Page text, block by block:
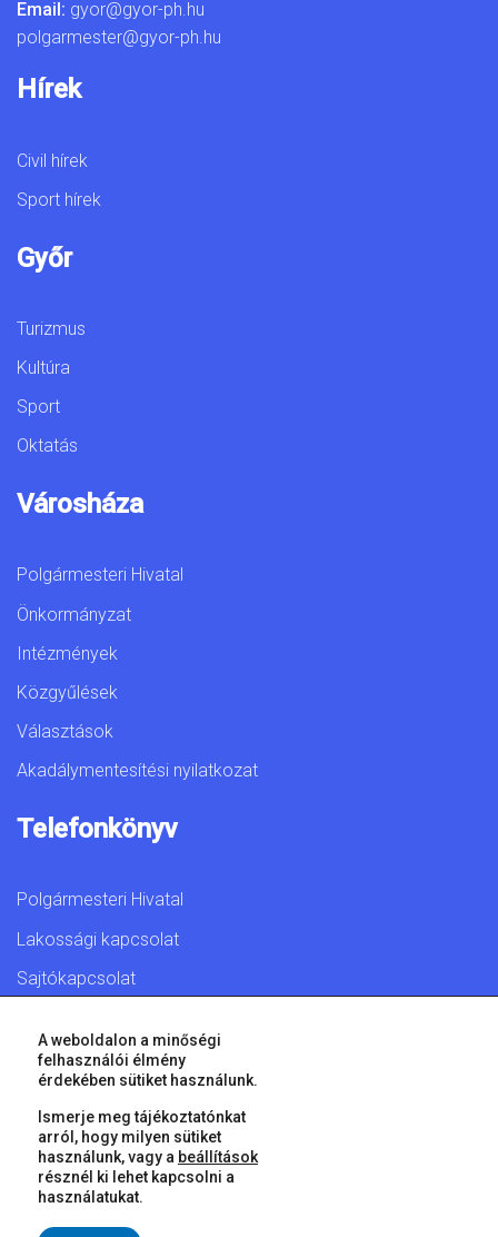
Email: gyor@gyor-ph.hu
polgarmester@gyor-ph.hu
Hírek
Civil hírek
Sport hírek
Győr
Turizmus
Kultúra
Sport
Oktatás
Városháza
Polgármesteri Hivatal
Önkormányzat
Intézmények
Közgyűlések
Választások
Akadálymentesítési nyilatkozat
Telefonkönyv
Polgármesteri Hivatal
Lakossági kapcsolat
Sajtókapcsolat
© 2026 Győr Megyei Jogú Város • Minden jog fenntartva!
A weboldalon a minőségi
felhasználói élmény
érdekében sütiket használunk.
Ismerje meg tájékoztatónkat
arról, hogy milyen sütiket
használunk, vagy a beállítások
résznél ki lehet kapcsolni a
használatukat.